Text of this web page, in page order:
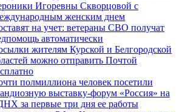
Игоревны Скворцовой с
женским днем
на учет: ветераны СВО получат
автоматически
жителям Курской и Белгородской
можно отправить Почтой
полмиллиона человек посетили
выставку-форум «Россия» на
за первые три дня ее работы